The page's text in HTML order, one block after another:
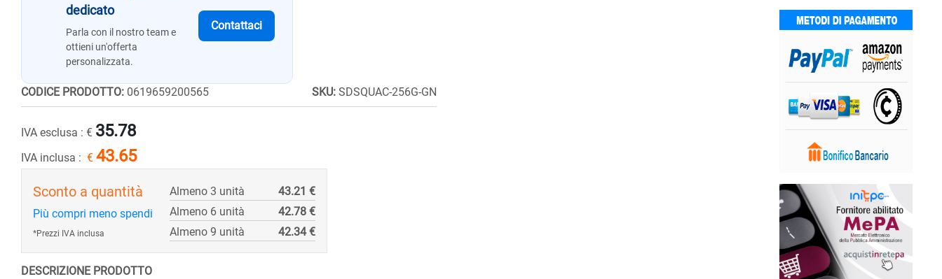
dedicato
Parla con il nostro team e
ottieni un'offerta
personalizzata.
Contattaci
CODICE PRODOTTO: 0619659200565 SKU: SDSQUAC-256G-GN
IVA esclusa : € 35.78
IVA inclusa : € 43.65
Sconto a quantità
Più compri meno spendi
*Prezzi IVA inclusa
Almeno 3 unità
43.21 €
Almeno 6 unità
42.78 €
Almeno 9 unità
42.34 €
DESCRIZIONE PRODOTTO